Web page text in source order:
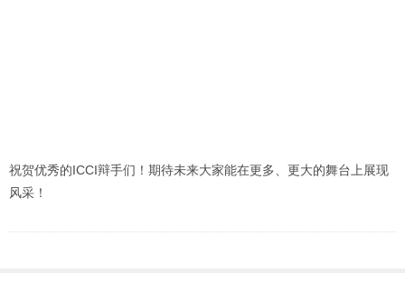
祝贺优秀的ICCI辩手们！期待未来大家能在更多、更大的舞台上展现
风采！